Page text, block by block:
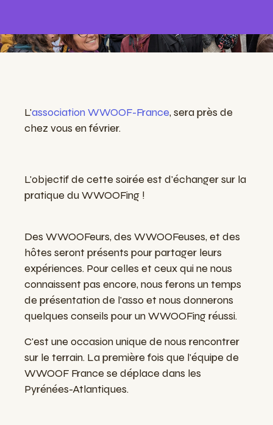
L'association WWOOF-France, sera près de
chez vous en février.
L'objectif de cette soirée est d'échanger sur la
pratique du WWOOFing !
Des WWOOFeurs, des WWOOFeuses, et des
hôtes seront présents pour partager leurs
expériences. Pour celles et ceux qui ne nous
connaissent pas encore, nous ferons un temps
de présentation de l'asso et nous donnerons
quelques conseils pour un WWOOFing réussi.
C'est une occasion unique de nous rencontrer
sur le terrain. La première fois que l'équipe de
WWOOF France se déplace dans les
Pyrénées-Atlantiques.